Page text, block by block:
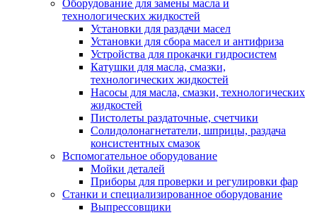
Оборудование для замены масла и
технологических жидкостей
Установки для раздачи масел
Установки для сбора масел и антифриза
Устройства для прокачки гидросистем
Катушки для масла, смазки,
технологических жидкостей
Насосы для масла, смазки, технологических
жидкостей
Пистолеты раздаточные, счетчики
Солидолонагнетатели, шприцы, раздача
консистентных смазок
Вспомогательное оборудование
Мойки деталей
Приборы для проверки и регулировки фар
Станки и специализированное оборудование
Выпрессовщики